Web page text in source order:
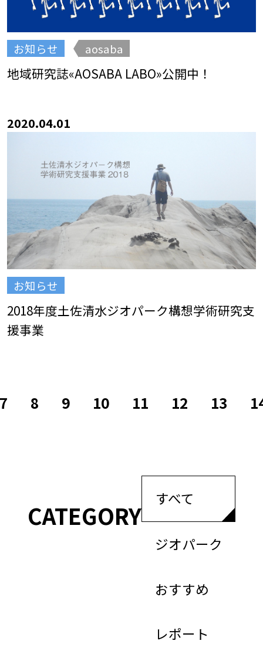
お知らせ aosaba
地域研究誌«AOSABA LABO»公開中！
2020.04.01
お知らせ
2018年度土佐清水ジオパーク構想学術研究支
援事業
8 9 10 11 12 13
CATEGORY
すべて
ジオパーク
おすすめ
レポート